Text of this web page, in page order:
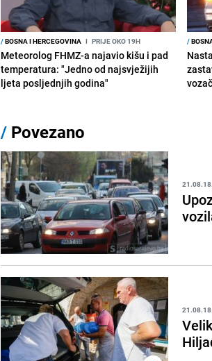
/BOSNA I HERCEGOVINA I PRIJE OKO 19H
Meteorolog FHMZ-a najavio kišu i pad
temperatura: "Jedno od najsvježijih
ljeta posljednjih godina"
/
/ Povezano